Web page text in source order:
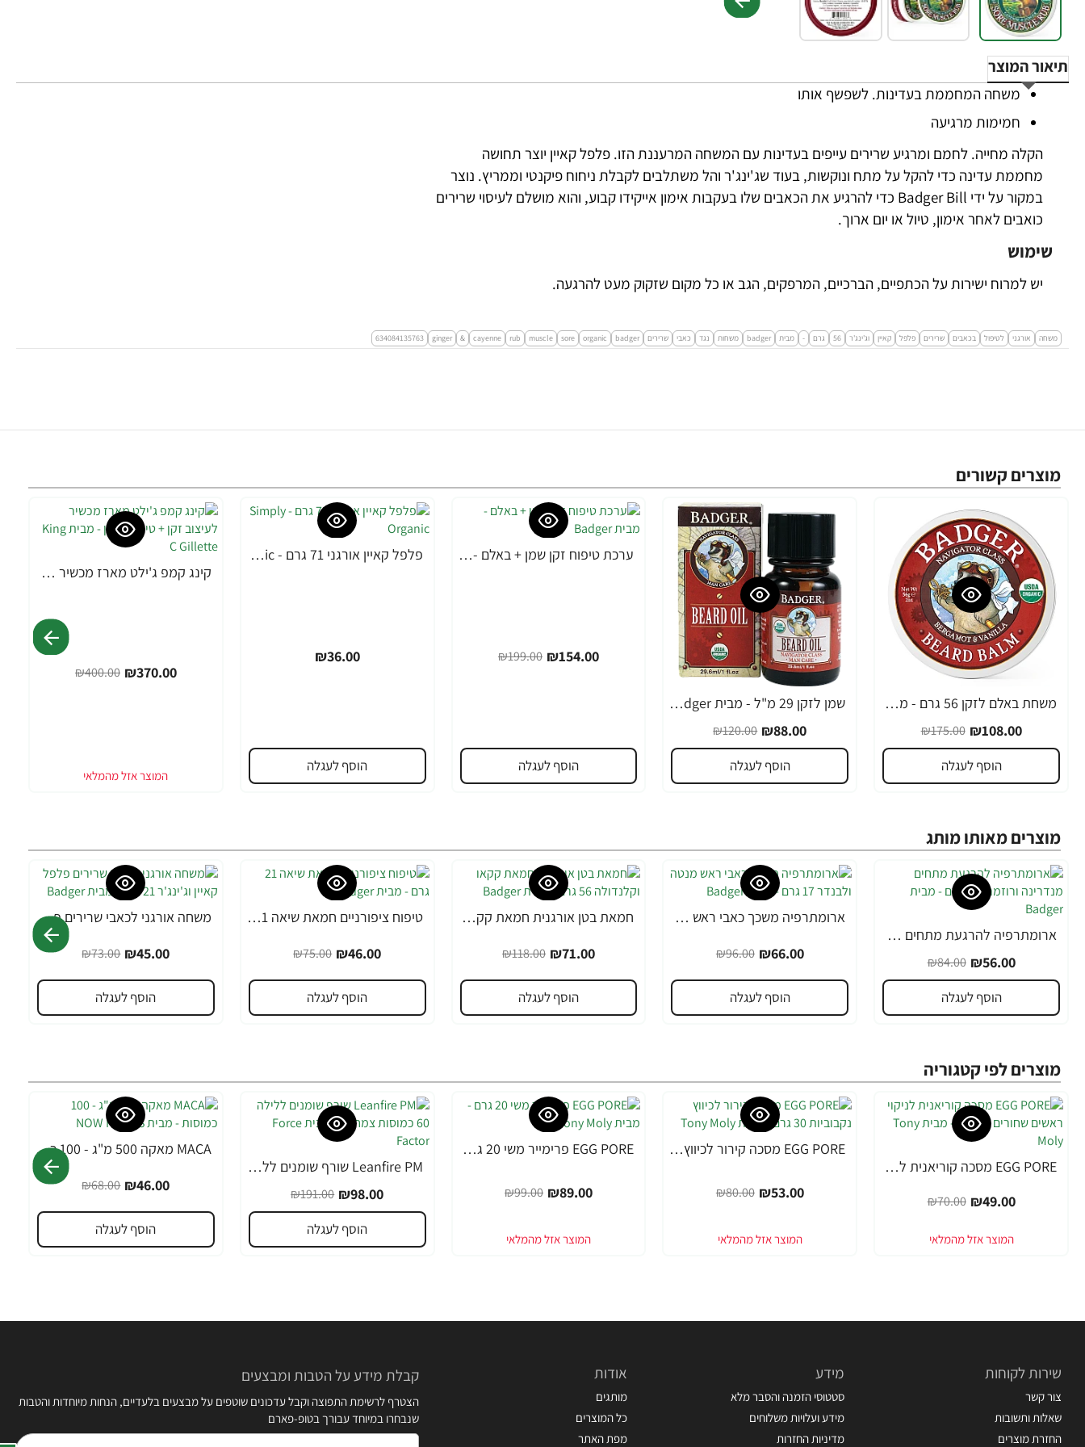
תיאור המוצר
משחה המחממת בעדינות. לשפשף אותו
חמימות מרגיעה
הקלה מחייה. לחמם ומרגיע שרירים עייפים בעדינות עם המשחה המרעננת הזו. פלפל קאיין יוצר תחושה
מחממת עדינה כדי להקל על מתח ונוקשות, בעוד שג'ינג'ר והל משתלבים לקבלת ניחוח פיקנטי וממריץ. נוצר
במקור על ידי Badger Bill כדי להרגיע את הכאבים שלו בעקבות אימון אייקידו קבוע, והוא מושלם לעיסוי שרירים
כואבים לאחר אימון, טיול או יום ארוך.
שימוש
יש למרוח ישירות על הכתפיים, הברכיים, המרפקים, הגב או כל מקום שזקוק מעט להרגעה.
משחה אורגני לטיפול בכאבים שרירים פלפל קאיין וג'ינג'ר 56 גרם - מבית badger משחות נגד כאבי שרירים badger
organic
sore
muscle
rub
cayenne
&
ginger
634084135763
מוצרים קשורים
-38%
משחת באלם לזקן 56 גרם - מבית Badger
₪108.00
₪175.00
הוסף לעגלה
-27%
שמן לזקן 29 מ"ל - מבית Badger
₪88.00
₪120.00
הוסף לעגלה
-23% ערכת טיפוח זקן שמן + באלם - מבית Badger
₪154.00
₪199.00
הוסף לעגלה
פלפל קאיין אורגני 71 גרם - Simply Organic
₪36.00
הוסף לעגלה
-8% קינג קמפ ג'ילט מארז מכשיר לעיצוב זקן + טיפוח לזקן - מבית King C Gillette
₪370.00
₪400.00
מוצרים מאותו מותג
-33%
ארומתרפיה להרגעת מתחים מנדרינה ורוזמרין 17 גרם - מבית Badger
₪56.00
₪84.00
הוסף לעגלה
-31%
ארומתרפיה משכך כאבי ראש מנטה ולבנדר 17 גרם - מבית Badger
₪66.00
₪96.00
הוסף לעגלה
-40%
חמאת בטן אורגנית חמאת קקאו וקלנדולה 56 גרם - מבית Badger
₪71.00
₪118.00
הוסף לעגלה
-39%
טיפוח ציפורניים חמאת שיאה 21 גרם - מבית Badger
₪46.00
₪75.00
הוסף לעגלה
-38%
משחה אורגני לכאבי שרירים פלפל קאיין וג'ינג'ר 21 גרם - מבית Badger
₪45.00
₪73.00
הוסף לעגלה
מוצרים לפי קטגוריה
-30%
EGG PORE מסכה קוריאנית לניקוי ראשים שחורים 30 גרם - מבית Tony Moly
₪49.00
₪70.00
-34% EGG PORE מסכה קירור לכיווץ נקבוביות 30 גרם - מבית Tony Moly
₪53.00
₪80.00
-10% EGG PORE פרימייר משי 20 גרם - מבית Tony Moly
₪89.00
₪99.00
-49%
Leanfire PM שורף שומנים ללילה 60 כמוסות צמחיות - מבית Force Factor
₪98.00
₪191.00
הוסף לעגלה
-32%
MACA מאקה 500 מ"ג - 100 כמוסות - מבית NOW FOODS
₪46.00
₪68.00
הוסף לעגלה
שירות לקוחות
צור קשר
שאלות ותשובות
החזרת מוצרים
מידע
סטטוסי הזמנה והסבר מלא
מידע ועלויות משלוחים
מדיניות החזרות
אודות
מותגים
כל המוצרים
מפת האתר
קבלת מידע על הטבות ומבצעים
הצטרף לרשימת התפוצה וקבל עדכונים שוטפים על מבצעים בלעדיים, הנחות מיוחדות והטבות
שנבחרו במיוחד עבורך בטופ-פארם